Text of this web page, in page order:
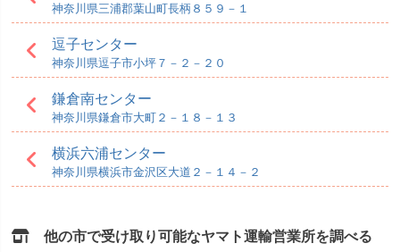
神奈川県三浦郡葉山町長柄８５９－１
逗子センター
神奈川県逗子市小坪７－２－２０
鎌倉南センター
神奈川県鎌倉市大町２－１８－１３
横浜六浦センター
神奈川県横浜市金沢区大道２－１４－２
他の市で受け取り可能なヤマト運輸営業所を調べる